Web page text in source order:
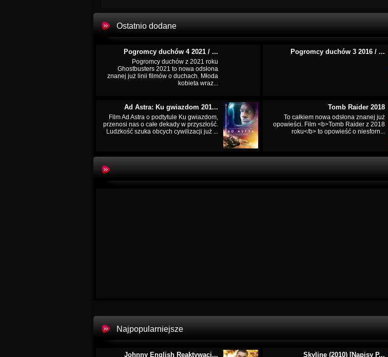
Ostatnio dodane
Pogromcy duchów 4 2021 / ...
Pogromcy duchów z 2021 roku
Ghostbusters 2021 to nowa odsłona
znanej już linii filmów o duchach. Młoda
kobieta wraz...
Pogromcy duchów 3 2016 / ...
Ad Astra: Ku gwiazdom 201...
Film Ad Astra o podtytule Ku gwiazdom,
przenosi nas o całe dekady w przyszłość.
Ludzkość szuka obcych cywilizacji już ...
Tomb Raider 2018
To całkiem nowa odsłona znanej już
opowieści. Film <b>Tomb Raider z 2018
roku</b> to opowieść o niesforn...
Najpopularniejsze
Johnny English Reaktywacj... Skyline (2010) [Napisy P...